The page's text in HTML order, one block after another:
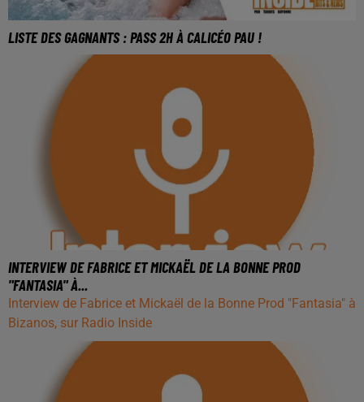
LISTE DES GAGNANTS : PASS 2H À CALICÉO PAU !
INTERVIEW DE FABRICE ET MICKAËL DE LA BONNE PROD
"FANTASIA" À...
Interview de Fabrice et Mickaël de la Bonne Prod "Fantasia" à
Bizanos, sur Radio Inside